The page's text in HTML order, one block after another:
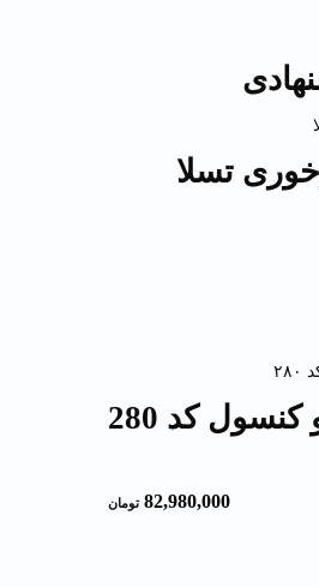
تسلا
82,980,000 تومان